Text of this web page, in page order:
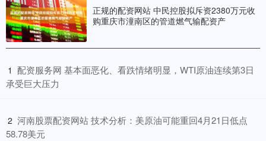
正规的配资网站 中民控股拟斥资2380万元收
购重庆市潼南区的管道燃气输配资产
1 ​配资服务网 基本面恶化、看跌情绪明显，WTI原油连续第3日
承受巨大压力
2 ​河南股票配资网站 技术分析：美原油可能重回4月21日低点
58.78美元